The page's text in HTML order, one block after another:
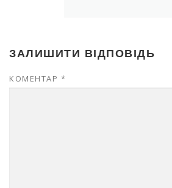
ЗАЛИШИТИ ВІДПОВІДЬ
КОМЕНТАР *